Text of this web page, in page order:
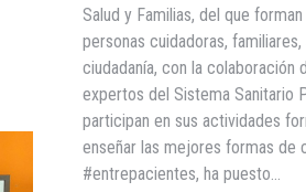
Salud y Familias, del que
personas cuidadoras,
ciudadanía, con la colaboración
expertos del Sistema Sanitario
participan en sus actividades
enseñar las mejores formas de
#entrepacientes, ha puesto…